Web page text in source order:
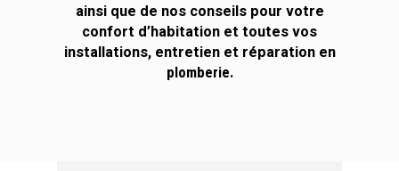
ainsi que de nos conseils pour votre
confort d’habitation et toutes vos
installations, entretien et réparation en
plomberie.